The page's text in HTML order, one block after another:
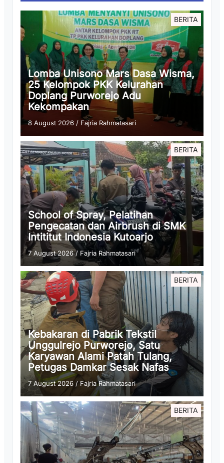
BERITA
Lomba Unisono Mars Dasa Wisma,
25 Kelompok PKK Kelurahan
Doplang Purworejo Adu
Kekompakan
8 August 2026 / Fajria Rahmatasari
BERITA
School of Spray, Pelatihan
Pengecatan dan Airbrush di SMK
Intititut Indonesia Kutoarjo
7 August 2026/ Fajria Rahmatasari
BERITA
Kebakaran di Pabrik Tekstil
Unggulrejo Purworejo, Satu
Karyawan Alami Patah Tulang,
Petugas Damkar Sesak Nafas
7 August 2026 /Fajria Rahmatasari
BERITA